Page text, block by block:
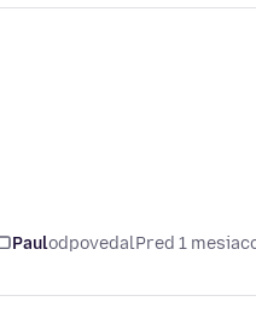
PaulodpovedalPred 1